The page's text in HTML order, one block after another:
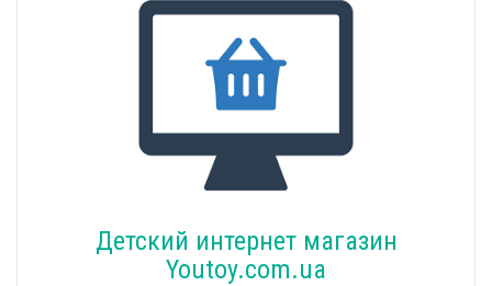
Детский интернет магазин
Youtoy.com.ua